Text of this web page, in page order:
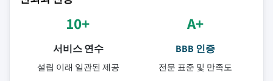
10+
서비스 연수
설립 이래 일관된 제공
A+
BBB 인증
전문 표준 및 만족도